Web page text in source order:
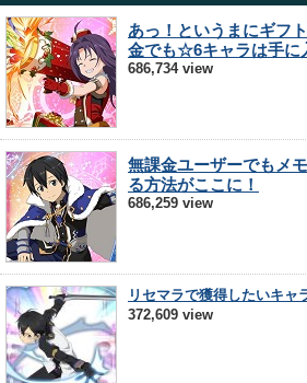
あっ！というまにギフ
金でも☆6キャラは手に
686,734 view
無課金ユーザーでもメ
る方法がここに！
686,259 view
リセマラで獲得したいキャ
372,609 view